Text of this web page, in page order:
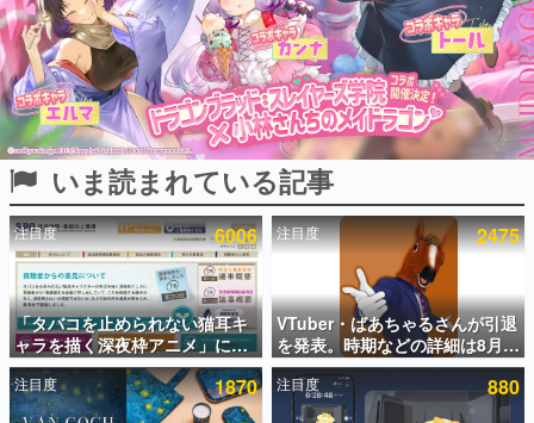
アプリセール情報
インタビュー
連載・特集一覧
殿堂入り記事
SNS拡散数が数千以上！ ページビュー数万以上！ などな
ど。多くの人々に読まれた、電ファミ渾身の“殿堂入り”記
事をまとめました。
ゲームの企画書
名作ゲームクリエイターの方々に製作時のエピソードをお
聞きし、ヒットする企画（ゲーム）とは何か？を探ってい
きます。
赫本
この物語を解いてはいけない。『赫本』は、〈試験問題〉
の形をした短編ホラー小説集です。
いま読まれている記事
注目度 6006
「タバコを止められない猫耳キ
ャラを描く深夜枠アニメ」に視
聴者の一部から批判意見。違法
薬物の使用と思しき描写も含め
て、BPOが議論を交わす
注目度 2475
VTuber・ばあちゃるさんが引退
を発表。時期などの詳細は8月9
日15時からの配信で説明
注目度 1870 注目度 880